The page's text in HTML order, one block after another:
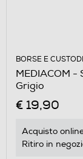
BORSE E
MEDIACOM -
Grigio
€ 19,90
Acquisto
Ritiro in